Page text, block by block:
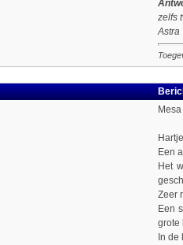
zelfs
Astra
Een
Het
Zeer
Een
grote
In